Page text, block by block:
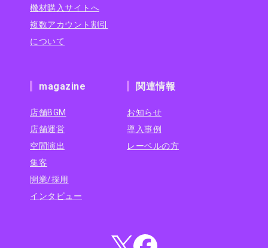
機材購入サイトへ
複数アカウント割引
について
magazine
店舗BGM
店舗運営
空間演出
集客
開業/採用
インタビュー
関連情報
お知らせ
導入事例
レーベルの方